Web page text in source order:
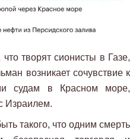
творят сионисты в Газе,
возникает сочувствие к
судам в Красном море,
Израилем.
такого, что одним смерть